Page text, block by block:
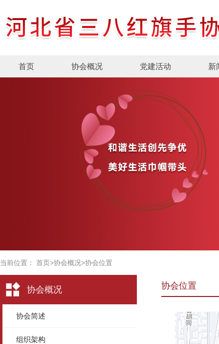
首页 协会概况 党建活动 新
当前位置： 首页>协会概况>协会位置
协会概况
协会简述
组织架构
协会位置